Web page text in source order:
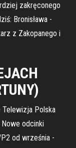
zakręconego
Bronisława -
z Zakopanego i
Telewizja Polska
odcinki
od września -